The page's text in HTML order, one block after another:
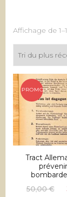
Affichage de
PROMO !
Tract
50,00€